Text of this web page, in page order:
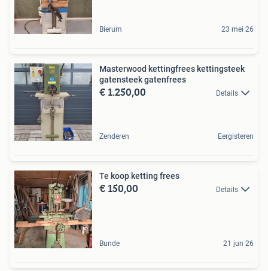
Bierum 23 mei 26
Masterwood kettingfrees kettingsteek
gatensteek gatenfrees
€ 1.250,00 Details
Zenderen Eergisteren
Te koop ketting frees
€ 150,00 Details
Bunde 21 jun 26